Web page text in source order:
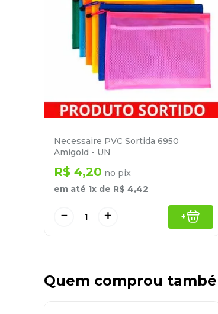
Necessaire PVC Sortida 6950
Amigold - UN
R$ 4,20 no pix
em até 1x de R$ 4,42
＋
－ +
Quem comprou